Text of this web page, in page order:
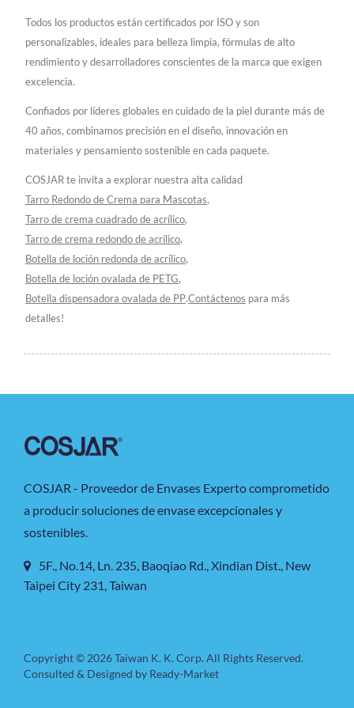
Todos los productos están certificados por ISO y son
personalizables, ideales para belleza limpia, fórmulas de alto
rendimiento y desarrolladores conscientes de la marca que exigen
excelencia.
Confiados por líderes globales en cuidado de la piel durante más de
40 años, combinamos precisión en el diseño, innovación en
materiales y pensamiento sostenible en cada paquete.
COSJAR te invita a explorar nuestra alta calidad
Tarro Redondo de Crema para Mascotas,
Tarro de crema cuadrado de acrílico,
Tarro de crema redondo de acrílico,
Botella de loción redonda de acrílico,
Botella de loción ovalada de PETG,
Botella dispensadora ovalada de PP.Contáctenos para más
detalles!
COSJAR - Proveedor de Envases Experto comprometido
a producir soluciones de envase excepcionales y
sostenibles.
5F., No.14, Ln. 235, Baoqiao Rd., Xindian Dist., New
Taipei City 231, Taiwan
Copyright © 2026Taiwan K. K. Corp. All Rights Reserved.
Consulted & Designed by Ready-Market